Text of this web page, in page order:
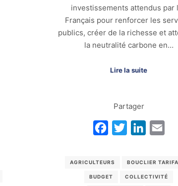
investissements attendus par
Français pour renforcer les
publics, créer de la richesse et
la neutralité carbone en…
Lire la suite
Partager
FacebookTwitterLinkedIn
AGRICULTEURS BOUCLIER
BUDGET COLLECTIVITÉ